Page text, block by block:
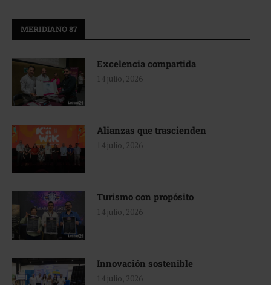
MERIDIANO 87
Excelencia compartida
14 julio, 2026
Alianzas que trascienden
14 julio, 2026
Turismo con propósito
14 julio, 2026
Innovación sostenible
14 julio, 2026